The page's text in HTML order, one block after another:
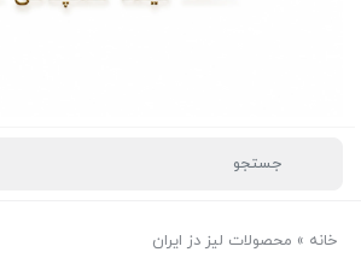
خانه » محصولات لیز دز ایران